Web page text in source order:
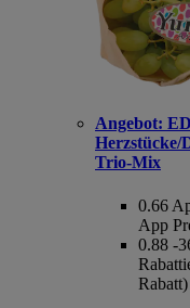
Angebot:
Herzstücke/
Trio-Mix
0.66
App
0.88 -
Rabatt)